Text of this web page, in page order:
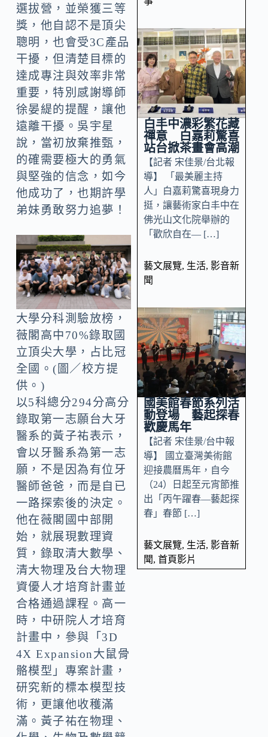
選拔營，並榮獲三等
獎，他自認不是頂尖
聰明，也會受3C產品
干擾，但清楚目標的
達成專注與效率非常
重要，特別感謝導師
徐晏緹的提醒，讓他
遠離干擾。吳宇星
說，當初放棄推甄，
的確需要極大的勇氣
與堅強的信念，如今
他成功了，也期許學
弟妹勇敢努力追夢！
大學分科測驗放榜，
薇閣高中70%錄取國
立頂尖大學，占比冠
全國。(圖／校方提
供。)
以5科總分294分高分
錄取第一志願台大牙
醫系的黃子𧙗表示，
會以牙醫系為第一志
願，不是因為有位牙
醫師爸爸，而是自已
一路探索後的決定。
他在薇閣國中部開
始，就展現數理資
質，錄取清大數學、
清大物理及台大物理
資優人才培育計畫並
合格通過課程。高一
時，中研院人才培育
計畫中，參與「3D
4X Expansion大鼠骨
骼模型」專案計畫，
研究新的標本模型技
術，更讓他收穫滿
滿。黃子祐在物理、
白丰中濃彩繁花藏
禪意 白嘉莉驚喜
站台掀茶畫會高潮
【記者 宋佳景/台北報
導】 「最美麗主持
人」白嘉莉驚喜現身力
挺，讓藝術家白丰中在
佛光山文化院舉辦的
「歡欣自在— […]
藝文展覽, 生活, 影音新
聞
國美館春節系列活
動登場 藝起探春
歡慶馬年
【記者 宋佳景/台中報
導】 國立臺灣美術館
迎接農曆馬年，自今
（24）日起至元宵節推
出「丙午躍春—藝起探
春」春節 […]
藝文展覽, 生活, 影音新
聞, 首頁影片